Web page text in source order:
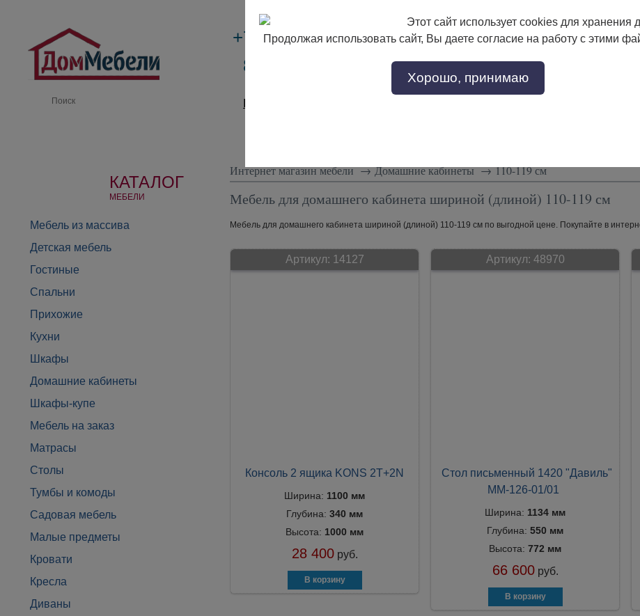
+7 (495)133-17-89
8 (800) 302-17-89
с 9:00 до 18:00
Заказать звонок
Производители
КАТАЛОГ
МЕБЕЛИ
Мебель из массива
Детская мебель
Гостиные
Спальни
Прихожие
Кухни
Шкафы
Домашние кабинеты
Шкафы-купе
Мебель на заказ
Матрасы
Столы
Тумбы и комоды
Садовая мебель
Малые предметы
Кровати
Кресла
Диваны
Интернет магазин мебели→ Домашние кабинеты→ 110-119 см
Мебель для домашнего кабинета шириной (длиной) 110-119 см
Мебель для домашнего кабинета шириной (длиной) 110-119 см по выгодной цене. Покупайте в
Артикул: 14127
Консоль 2 ящика KONS 2T+2N
Ширина: 1100 мм
Глубина: 340 мм
Высота: 1000 мм
28 400 руб.
Артикул: 48970
Стол письменный 1420 "Давиль"
ММ-126-01/01
Ширина: 1134 мм
Глубина: 550 мм
Высота: 772 мм
66 600 руб.
Этот сайт использует cookies для хранения
Продолжая использовать сайт, Вы даете согласие на работу с этими
Хорошо, принимаю